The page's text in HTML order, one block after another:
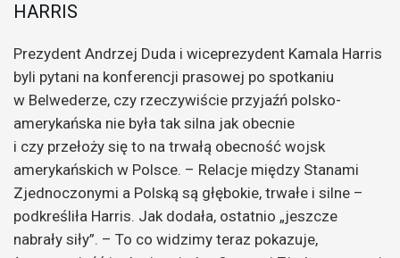
HARRIS
Prezydent Andrzej Duda i wiceprezydent Kamala Harris
byli pytani na konferencji prasowej po spotkaniu
w Belwederze, czy rzeczywiście przyjaźń polsko-
amerykańska nie była tak silna jak obecnie
i czy przełoży się to na trwałą obecność wojsk
amerykańskich w Polsce. – Relacje między Stanami
Zjednoczonymi a Polską są głębokie, trwałe i silne –
podkreśliła Harris. Jak dodała, ostatnio „jeszcze
nabrały siły”. – To co widzimy teraz pokazuje,